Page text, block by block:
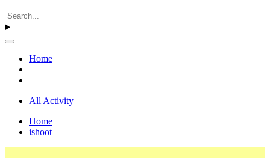
Home
All Activity
Home
ishoot